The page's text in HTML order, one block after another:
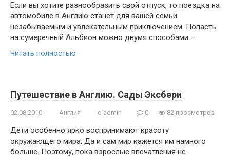
Если вы хотите разнообразить свой отпуск, то поездка на
автомобиле в Англию станет для вашей семьи
незабываемым и увлекательным приключением. Попасть
на сумеречный Альбион можно двумя способами –
Читать полностью
Путешествие в Англию. Сады Эксбери
02.08.2010 Англия c-admin 0 82 просмотров
Дети особенно ярко воспринимают красоту
окружающего мира. Да и сам мир кажется им намного
больше. Поэтому, пока взрослые впечатления не